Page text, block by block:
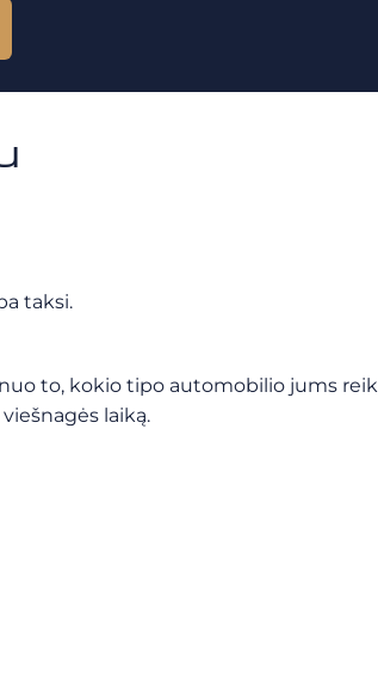
taksi.
to, kokio tipo automobilio jums
laiką.